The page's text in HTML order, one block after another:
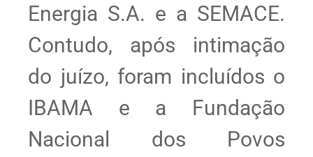
Energia S.A. e a SEMACE.
Contudo, após intimação
do juízo, foram incluídos o
IBAMA e a Fundação
Nacional dos Povos